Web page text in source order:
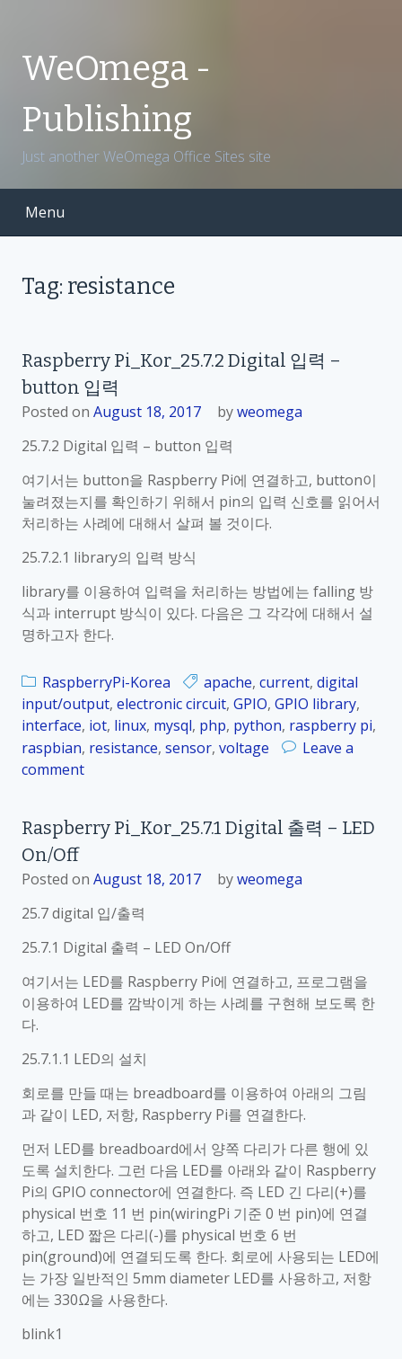
WeOmega -
Publishing
Just another WeOmega Office Sites site
Menu
Tag: resistance
Raspberry Pi_Kor_25.7.2 Digital 입력 –
button 입력
Posted on August 18, 2017 byweomega
25.7.2 Digital 입력 – button 입력
여기서는 button을 Raspberry Pi에 연결하고, button이
눌려졌는지를 확인하기 위해서 pin의 입력 신호를 읽어서
처리하는 사례에 대해서 살펴 볼 것이다.
25.7.2.1 library의 입력 방식
library를 이용하여 입력을 처리하는 방법에는 falling 방
식과 interrupt 방식이 있다. 다음은 그 각각에 대해서 설
명하고자 한다.
RaspberryPi-Korea apache, current, digital
input/output, electronic circuit, GPIO, GPIO library,
interface, iot, linux, mysql, php, python, raspberry pi,
raspbian, resistance, sensor, voltage
Leave a
comment
a
p
e
r
y
P
_
o
r
2
5
.
7
2
D
i
Raspberry Pi_Kor_25.7.1 Digital 출력 – LED
On/Off
Posted on August 18, 2017 byweomega
25.7 digital 입/출력
25.7.1 Digital 출력 – LED On/Off
여기서는 LED를 Raspberry Pi에 연결하고, 프로그램을
이용하여 LED를 깜박이게 하는 사례를 구현해 보도록 한
다.
25.7.1.1 LED의 설치
회로를 만들 때는 breadboard를 이용하여 아래의 그림
과 같이 LED, 저항, Raspberry Pi를 연결한다.
먼저 LED를 breadboard에서 양쪽 다리가 다른 행에 있
도록 설치한다. 그런 다음 LED를 아래와 같이 Raspberry
Pi의 GPIO connector에 연결한다. 즉 LED 긴 다리(+)를
physical 번호 11 번 pin(wiringPi 기준 0 번 pin)에 연결
하고, LED 짧은 다리(-)를 physical 번호 6 번
pin(ground)에 연결되도록 한다. 회로에 사용되는 LED에
는 가장 일반적인 5mm diameter LED를 사용하고, 저항
에는 330Ω을 사용한다.
blink1